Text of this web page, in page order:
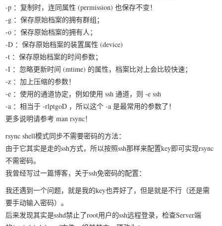
-p ：复制时，连同属性 (permission) 也保存不变！
-g ：保存原始档案的拥有群组；
-o ：保存原始档案的拥有人；
-D ：保存原始档案的装置属性 (device)
-t ：保存原始档案的时间参数；
-I ：忽略更新时间 (mtime) 的属性，档案比对上会比较快速；
-z ：加上压缩的参数！
-e ：使用的通道协定，例如使用 ssh 通道，则 -e ssh
-a ：相当于 -rlptgoD ，所以这个 -a 是最常用的参数了！
更多说明请参考 man rsync！
rsync shell模式同步不需要密码的方法：
由于它其实是走的ssh方式，所以按照ssh那样来配置key即可实现rsync
不需密码。
我曾经写过一篇博客，关于ssh免密码的配置：
我还遇到一个问题，就是我的key也弄好了，但是就是不行（还是需
要手动输入密码）。
后来发现其实是sshd禁止了root用户的ssh远程登录，检查Server端